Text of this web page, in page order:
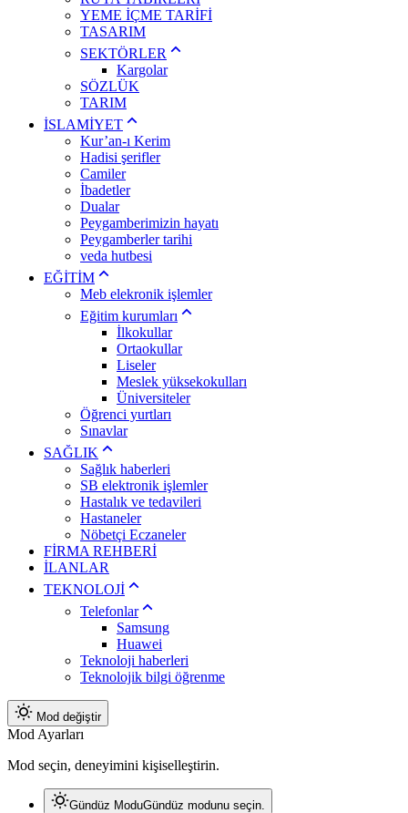
YEME İÇME TARİFİ
TASARIM
SEKTÖRLER
Kargolar
SÖZLÜK
TARIM
İSLAMİYET
Kur’an-ı Kerim
Hadisi şerifler
Camiler
İbadetler
Dualar
Peygamberimizin hayatı
Peygamberler tarihi
veda hutbesi
EĞİTİM
Meb elekronik işlemler
Eğitim kurumları
İlkokullar
Ortaokullar
Liseler
Meslek yüksekokulları
Üniversiteler
Öğrenci yurtları
Sınavlar
SAĞLIK
Sağlık haberleri
SB elektronik işlemler
Hastalık ve tedavileri
Hastaneler
Nöbetçi Eczaneler
FİRMA REHBERİ
İLANLAR
TEKNOLOJİ
Telefonlar
Samsung
Huawei
Teknoloji haberleri
Teknolojik bilgi öğrenme
Mod değiştir
Mod Ayarları
Mod seçin, deneyimini kişiselleştirin.
Gündüz ModuGündüz modunu seçin.